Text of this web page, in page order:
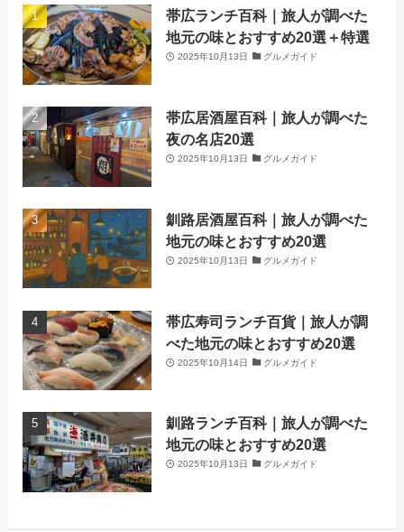
帯広ランチ百科｜旅人が調べた
地元の味とおすすめ20選＋特選
2025年10月13日 グルメガイド
帯広居酒屋百科｜旅人が調べた
夜の名店20選
2025年10月13日 グルメガイド
釧路居酒屋百科｜旅人が調べた
地元の味とおすすめ20選
2025年10月13日 グルメガイド
帯広寿司ランチ百貨｜旅人が調
べた地元の味とおすすめ20選
2025年10月14日 グルメガイド
釧路ランチ百科｜旅人が調べた
地元の味とおすすめ20選
2025年10月13日 グルメガイド